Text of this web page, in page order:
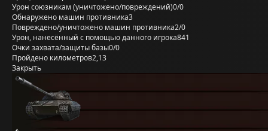
Урон союзникам (уничтожено/повреждений)0/0
Обнаружено машин противника3
Повреждено/уничтожено машин противника2/0
Урон, нанесённый с помощью данного игрока841
Очки захвата/защиты базы0/0
Пройдено километров2,13
Закрыть